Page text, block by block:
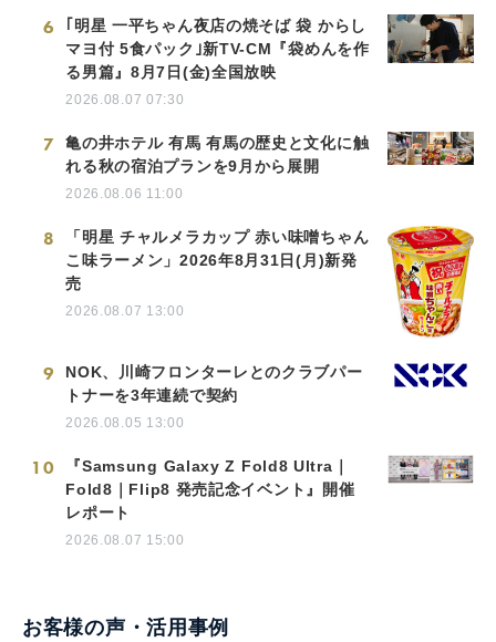
6
｢明星 一平ちゃん夜店の焼そば 袋 からし
マヨ付 5食パック｣新TV-CM『袋めんを作
る男篇』8月7日(金)全国放映
2026.08.07 07:30
7
亀の井ホテル 有馬 有馬の歴史と文化に触
れる秋の宿泊プランを9月から展開
2026.08.06 11:00
8
「明星 チャルメラカップ 赤い味噌ちゃん
こ味ラーメン」2026年8月31日(月)新発
売
2026.08.07 13:00
9
NOK、川崎フロンターレとのクラブパー
トナーを3年連続で契約
2026.08.05 13:00
10
『Samsung Galaxy Z Fold8 Ultra｜
Fold8｜Flip8 発売記念イベント』開催
レポート
2026.08.07 15:00
お客様の声・活用事例